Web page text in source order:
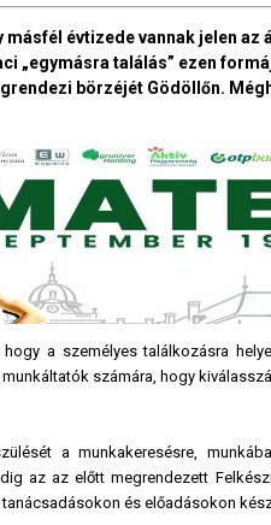
évtizede vannak jelen
„egymásra találás” ezen
börzéjét Gödöllőn.
a személyes találkozásra
számára, hogy
a munkakeresésre,
az az előtt megrendezett
és előadásokon